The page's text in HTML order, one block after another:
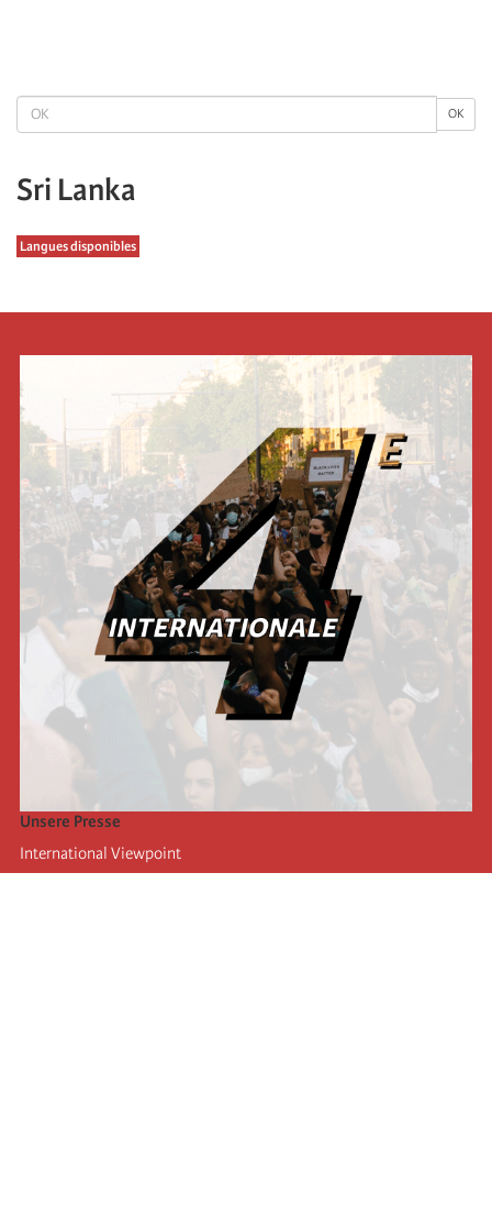
OK OK
Sri Lanka
Langues disponibles
Unsere Presse
International Viewpoint